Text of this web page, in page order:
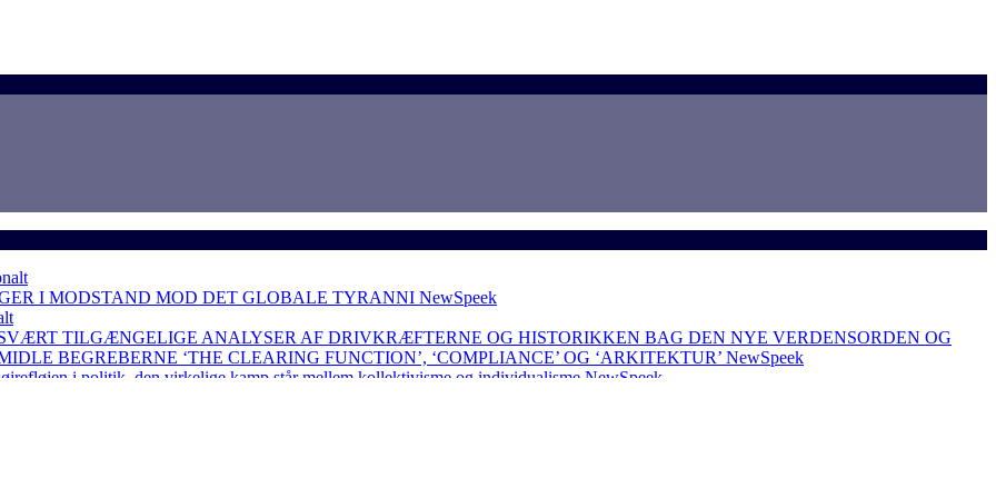
I MODSTAND MOD DET GLOBALE TYRANNI NewSpeek
TILGÆNGELIGE ANALYSER AF DRIVKRÆFTERNE OG HISTORIKKEN BAG DEN NYE VERDENSORDEN OG
BEGREBERNE ‘THE CLEARING FUNCTION’, ‘COMPLIANCE’ OG ‘ARKITEKTUR’ NewSpeek
i politik, den virkelige kamp står mellem kollektivisme og individualisme NewSpeek